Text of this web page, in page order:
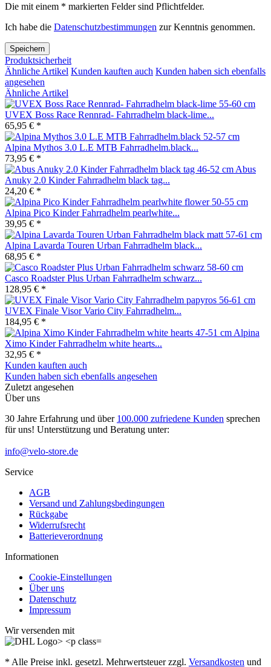
Die mit einem * markierten Felder sind Pflichtfelder.
Ich habe die Datenschutzbestimmungen zur Kenntnis genommen.
Speichern
Produktsicherheit
Ähnliche Artikel Kunden kauften auch Kunden haben sich ebenfalls
angesehen
Ähnliche Artikel
UVEX Boss Race Rennrad- Fahrradhelm black-lime...
65,95 € *
Alpina Mythos 3.0 L.E MTB Fahrradhelm.black...
73,95 € *
Abus
Anuky 2.0 Kinder Fahrradhelm black tag...
24,20 € *
Alpina Pico Kinder Fahrradhelm pearlwhite...
39,95 € *
Alpina Lavarda Touren Urban Fahrradhelm black...
68,95 € *
Casco Roadster Plus Urban Fahrradhelm schwarz...
128,95 € *
UVEX Finale Visor Vario City Fahrradhelm...
184,95 € *
Alpina
Ximo Kinder Fahrradhelm white hearts...
32,95 € *
Kunden kauften auch
Kunden haben sich ebenfalls angesehen
Zuletzt angesehen
Über uns
30 Jahre Erfahrung und über 100.000 zufriedene Kunden sprechen
für uns! Unterstützung und Beratung unter:
info@velo-store.de
Service
AGB
Versand und Zahlungsbedingungen
Rückgabe
Widerrufsrecht
Batterieverordnung
Informationen
Cookie-Einstellungen
Über uns
Datenschutz
Impressum
Wir versenden mit
* Alle Preise inkl. gesetzl. Mehrwertsteuer zzgl. Versandkosten und